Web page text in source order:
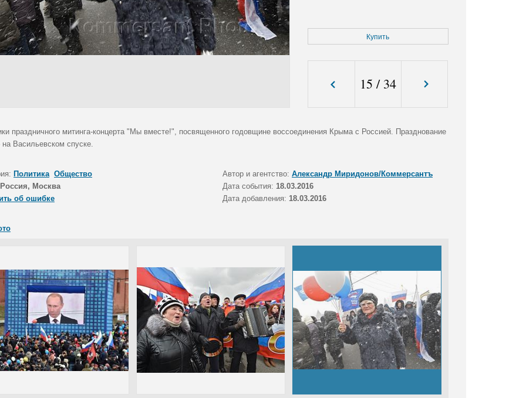
Купить
15 / 34
праздничного митинга-концерта "Мы вместе!", посвященного годовщине воссоединения Крыма с Россией. Празднование
Васильевском спуске.
Политика Общество Автор и агентство: Александр Миридонов/Коммерсантъ
Россия, Москва Дата события: 18.03.2016
об ошибке
Дата добавления: 18.03.2016